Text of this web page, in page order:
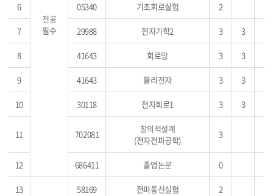
전공
필수
6 05340 기초회로실험 2
7 29988 전자기학2 3 3
8 41643 회로망 3 3
9 41643 물리전자 3 3
10 30118 전자회로1 3 3
11 702081
창의적설계
(전자전파공학)
3
12 686411 졸업논문 0
13 58169 전파통신실험 2